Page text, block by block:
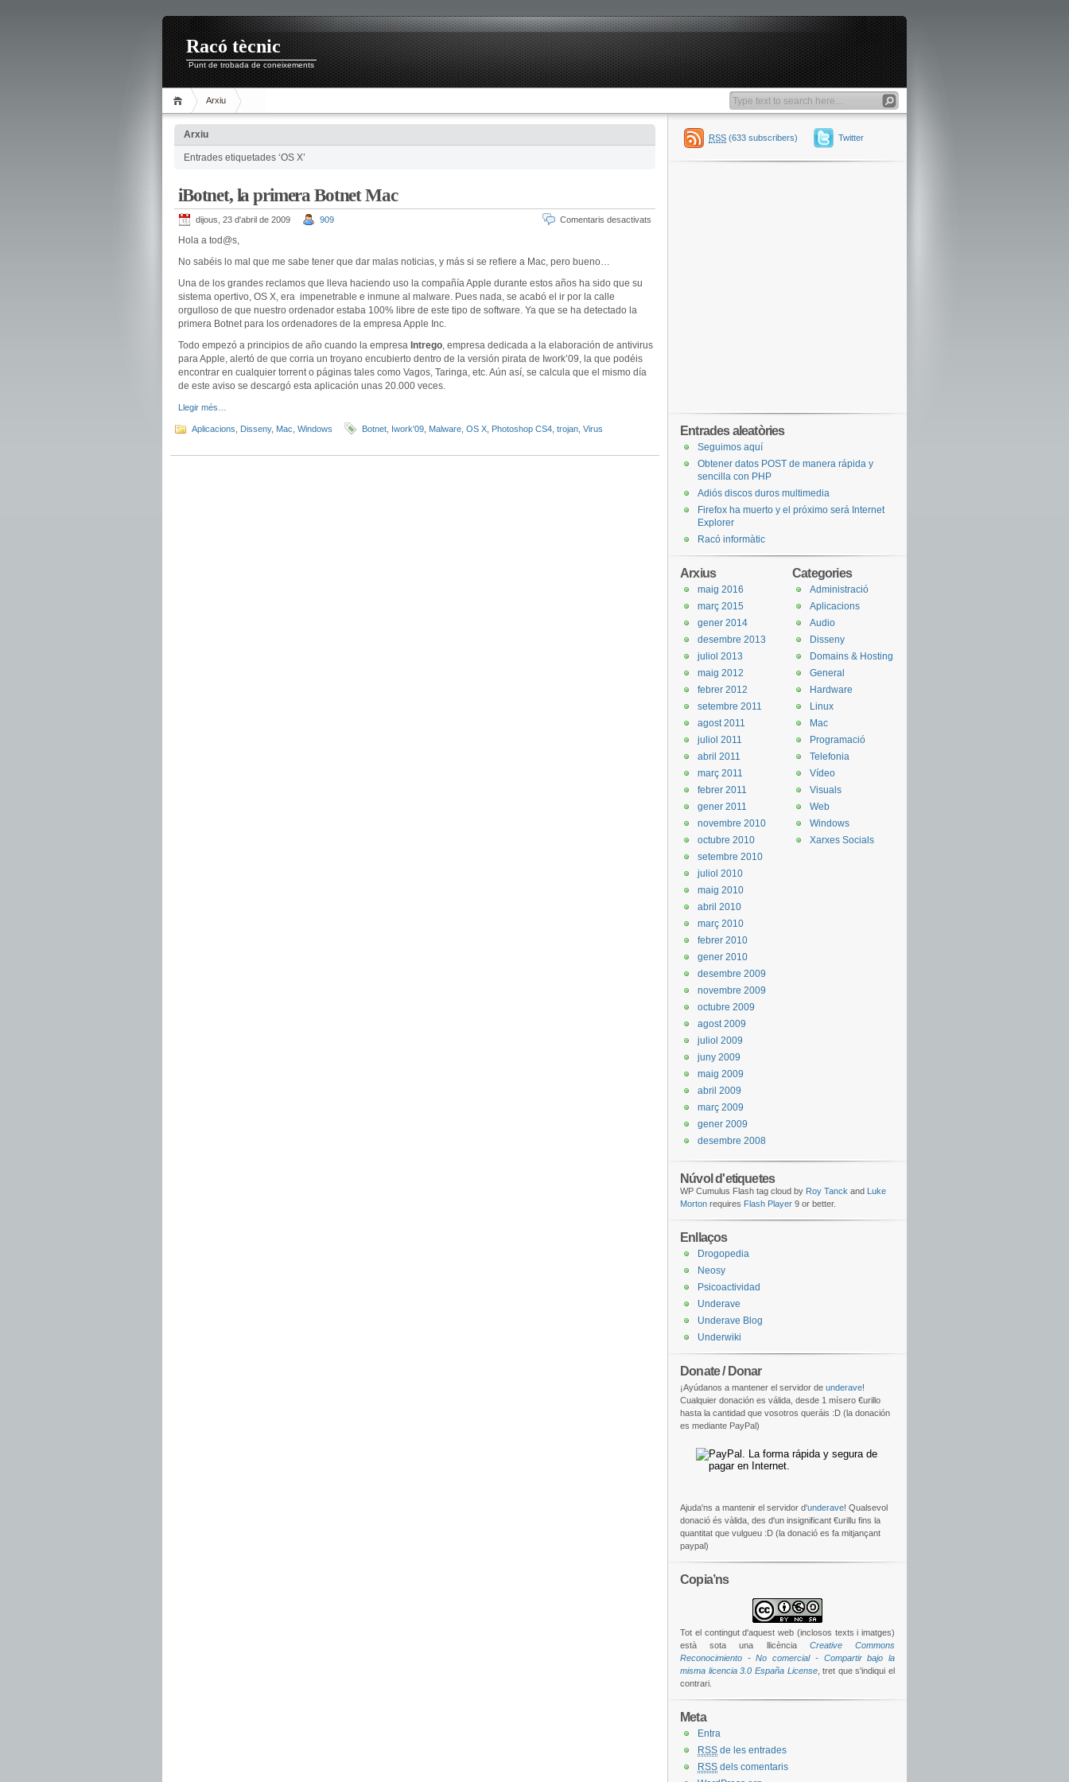
Racó tècnic
Punt de trobada de coneixements
Arxiu
Arxiu
Entrades etiquetades ‘OS X’
iBotnet, la primera Botnet Mac
dijous, 23 d'abril de 2009 909 Comentaris desactivats
Hola a tod @s,
No sabéis lo mal que me sabe tener que dar malas noticias, y más si se refiere a Mac, pero bueno…
Una de los grandes reclamos que lleva haciendo uso la compañí­aApple durante estos años ha sido que su
sistema opertivo, OS X, era impenetrable e inmune al malware. Pues nada, se acabó el ir por la calle
orgulloso de que nuestro ordenador estaba 100% libre de este tipo de software. Ya que se ha detectado la
primera Botnetpara los ordenadores de la empresaApple Inc.
Todo empezó a principios de año cuando la empresa Intrego, empresa dedicada a la elaboración de antivirus
paraApple, alertó de que corria un troyano encubierto dentro de la versión pirata de Iwork’09, la que podéis
encontrar en cualquier torrento páginas tales como Vagos, Taringa, etc. Aún así, se calcula que el mismo día
de este aviso se descargó esta aplicación unas 20.000 veces.
Llegir més…
Aplicacions Disseny, Mac Windows Botnet Iwork'09 Malware OS X Photoshop CS4 trojan Virus
RSS (633 subscribers) Twitter
Entrades aleatòries
Seguimos aquí
Obtener datos POST de manera rápida y
sencilla con PHP
Adiós discos duros multimedia
Firefox ha muerto y el próximo será Internet
Explorer
Racó informàtic
Categories
Administració
Aplicacions
Audio
Disseny
Domains & Hosting
General
Hardware
Linux
Mac
Programació
Telefonia
Vídeo
Visuals
Web
Windows
Xarxes Socials
Arxius
maig 2016
març 2015
gener 2014
desembre 2013
juliol 2013
maig 2012
febrer 2012
setembre 2011
agost 2011
juliol 2011
abril 2011
març 2011
febrer 2011
gener 2011
novembre 2010
octubre 2010
setembre 2010
juliol 2010
maig 2010
abril 2010
març 2010
febrer 2010
gener 2010
desembre 2009
novembre 2009
octubre 2009
agost 2009
juliol 2009
juny 2009
maig 2009
abril 2009
març 2009
gener 2009
desembre 2008
Núvol d'etiquetes
WP Cumulus Flash tag cloud by Roy Tanck and Luke
Morton requires Flash Player 9 or better.
Enllaços
Drogopedia
Neosy
Psicoactividad
Underave
Underave Blog
Underwiki
Donate / Donar
¡Ayúdanos a mantener el servidor de underave!
Cualquier donación es válida, desde 1 mísero €urillo
hasta la cantidad que vosotros queráis :D (la donación
es mediante PayPal)
Ajuda'ns a mantenir el servidor d'underave! Qualsevol
donació és vàlida, des d'un insignificant €urillu fins la
quantitat que vulgueu :D (la donació es fa mitjançant
paypal)
Copia’ns
Tot el contingut d'aquest web (inclosos texts i imatges)
està sota una llicència Creative Commons
Reconocimiento - No comercial - Compartir bajo la
misma licencia 3.0 España License, tret que s'indiqui el
contrari.
Meta
Entra
RSS de les entrades
RSS dels comentaris